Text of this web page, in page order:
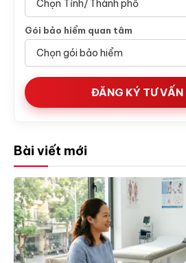
Gói bảo hiểm quan tâm
ĐĂNG KÝ TƯ VẤN
Bài viết mới